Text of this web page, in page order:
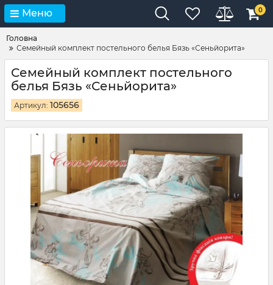
Меню 0
Головна
Семейный комплект постельного белья Бязь «Сеньйорита»
Семейный комплект постельного
белья Бязь «Сеньйорита»
Артикул: 105656